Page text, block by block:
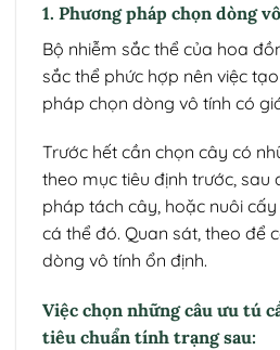
1. Phương pháp chọn dòng
Bộ nhiễm sắc thể của hoa
sắc thể phức hợp nên việc
pháp chọn dòng vô tính có
Trước hết cần chọn cây có
theo mục tiêu định trước,
pháp tách cây, hoặc nuôi
cá thể đó. Quan sát, theo để
dòng vô tính ổn định.
Việc chọn những câu ưu tú
tiêu chuẩn tính trạng sau: